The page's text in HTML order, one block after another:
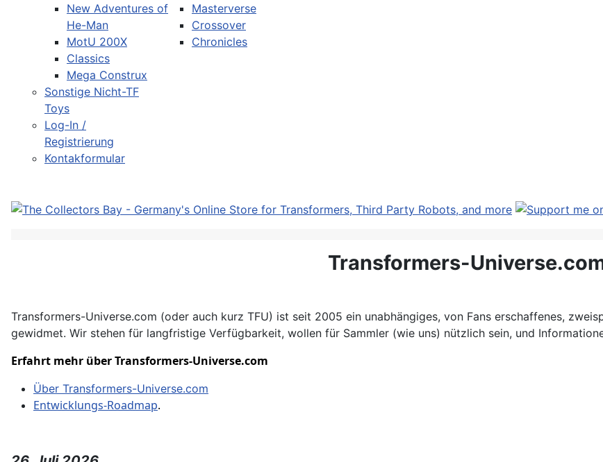
New Adventures of
He-Man
MotU 200X
Classics
Mega Construx
Masterverse
Crossover
Chronicles
Sonstige Nicht-TF
Toys
Log-In /
Registrierung
Kontakformular
Transformers-
Transformers-Universe.com (oder auch kurz TFU) ist seit 2005 ein unabhängiges, von Fans erschaffenes,
gewidmet. Wir stehen für langfristige Verfügbarkeit, wollen für Sammler (wie uns) nützlich sein, und
Erfahrt mehr über Transformers‑Universe.com
Über Transformers-Universe.com
Entwicklungs-Roadmap.